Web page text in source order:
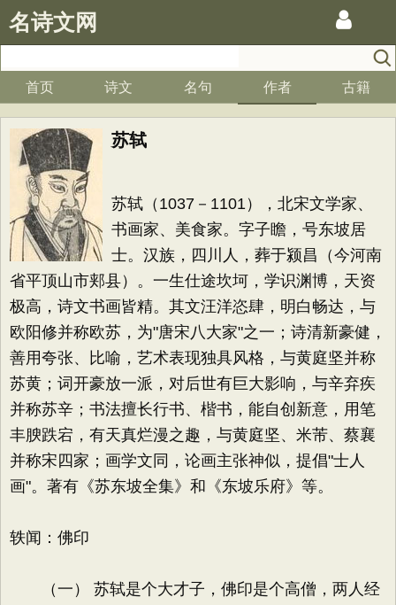
名诗文网
首页 诗文 名句 作者 古籍
苏轼
苏轼（1037－1101），北宋文学家、
书画家、美食家。字子瞻，号东坡居
士。汉族，四川人，葬于颍昌（今河南
省平顶山市郏县）。一生仕途坎坷，学识渊博，天资
极高，诗文书画皆精。其文汪洋恣肆，明白畅达，与
欧阳修并称欧苏，为"唐宋八大家"之一；诗清新豪健，
善用夸张、比喻，艺术表现独具风格，与黄庭坚并称
苏黄；词开豪放一派，对后世有巨大影响，与辛弃疾
并称苏辛；书法擅长行书、楷书，能自创新意，用笔
丰腴跌宕，有天真烂漫之趣，与黄庭坚、米芾、蔡襄
并称宋四家；画学文同，论画主张神似，提倡"士人
画"。著有《苏东坡全集》和《东坡乐府》等。
轶闻：佛印
（一） 苏轼是个大才子，佛印是个高僧，两人经